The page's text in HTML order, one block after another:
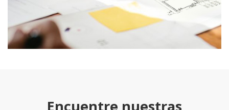
Encuentre nuestras